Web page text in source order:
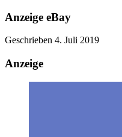
Anzeige eBay
Geschrieben 4. Juli 2019
Anzeige